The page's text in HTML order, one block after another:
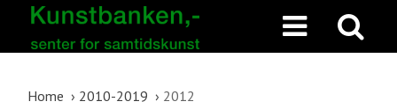
Home 2010-2019 2012